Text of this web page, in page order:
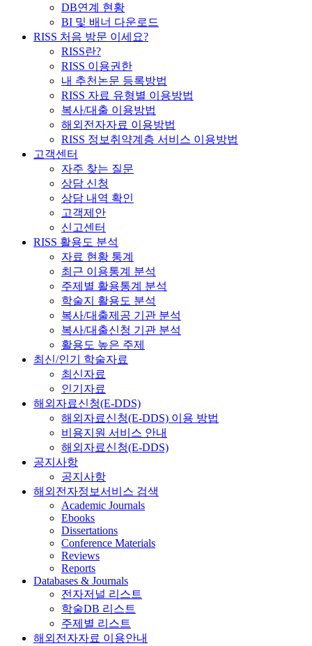
DB연계 현황
BI 및 배너 다운로드
RISS 처음 방문 이세요?
RISS란?
RISS 이용권한
내 추천논문 등록방법
RISS 자료 유형별 이용방법
복사/대출 이용방법
해외전자자료 이용방법
RISS 정보취약계층 서비스 이용방법
고객센터
자주 찾는 질문
상담 신청
상담 내역 확인
고객제안
신고센터
RISS 활용도 분석
자료 현황 통계
최근 이용통계 분석
주제별 활용통계 분석
학술지 활용도 분석
복사/대출제공 기관 분석
복사/대출신청 기관 분석
활용도 높은 주제
최신/인기 학술자료
최신자료
인기자료
해외자료신청(E-DDS)
해외자료신청(E-DDS) 이용 방법
비용지원 서비스 안내
해외자료신청(E-DDS)
공지사항
공지사항
해외전자정보서비스 검색
Academic Journals
Ebooks
Dissertations
Conference Materials
Reviews
Reports
Databases & Journals
전자저널 리스트
학술DB 리스트
주제별 리스트
해외전자자료 이용안내